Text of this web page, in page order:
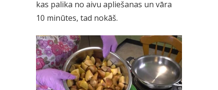
kas palika no aivu apliešanas un vāra
10 minūtes, tad nokāš.